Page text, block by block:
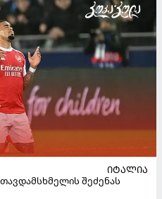
ᲘᲢᲐᲚᲘᲐ
შეძენას